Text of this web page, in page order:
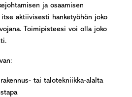
ja osaamisen
aktiivisesti hanketyöhön joko
Toimipisteesi voi olla joko
tai talotekniikka-alalta